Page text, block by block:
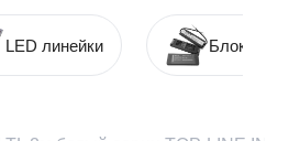
LED линейки Блоки